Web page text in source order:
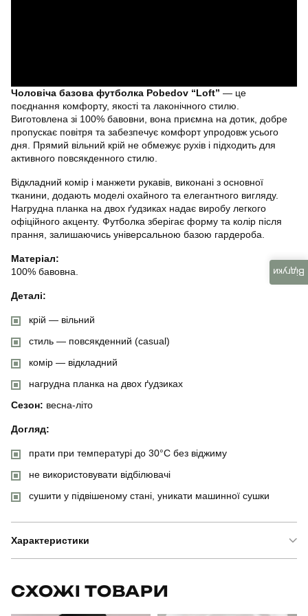
Чоловіча базова футболка Pobedov “Loft” — це
поєднання комфорту, якості та лаконічного стилю.
Виготовлена зі 100% бавовни, вона приємна на дотик, добре
пропускає повітря та забезпечує комфорт упродовж усього
дня. Прямий вільний крій не обмежує рухів і підходить для
активного повсякденного стилю.
Відкладний комір і манжети рукавів, виконані з основної
тканини, додають моделі охайного та елегантного вигляду.
Нагрудна планка на двох ґудзиках надає виробу легкого
офіційного акценту. Футболка зберігає форму та колір після
прання, залишаючись універсальною базою гардероба.
Матеріал:
100% бавовна.
Деталі:
крій — вільний
стиль — повсякденний (casual)
комір — відкладний
нагрудна планка на двох ґудзиках
Сезон: весна-літо
Догляд:
прати при температурі до 30°C без віджиму
не використовувати відбілювачі
сушити у підвішеному стані, уникати машинної сушки
Характеристики
СХОЖІ ТОВАРИ
Відгуки